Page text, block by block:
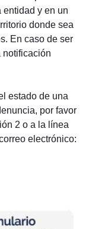
y en un
donde sea
En caso de ser
notificación
estado de una
por favor
2 o a la línea
electrónico: